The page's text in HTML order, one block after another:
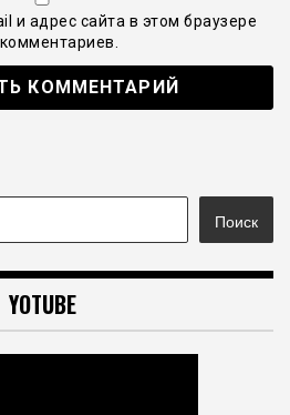
и адрес сайта в этом браузере
Поиск
YOTUBE